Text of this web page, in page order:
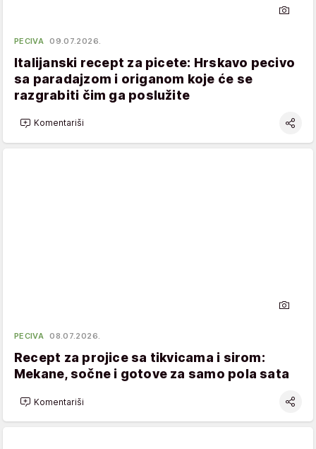
PECIVA 09.07.2026.
Italijanski recept za picete: Hrskavo pecivo
sa paradajzom i origanom koje će se
razgrabiti čim ga poslužite
Komentariši
PECIVA 08.07.2026.
Recept za projice sa tikvicama i sirom:
Mekane, sočne i gotove za samo pola sata
Komentariši